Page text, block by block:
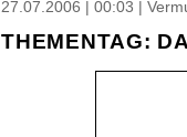
27.07.2006 | 00:03 |
THEMENTAG: